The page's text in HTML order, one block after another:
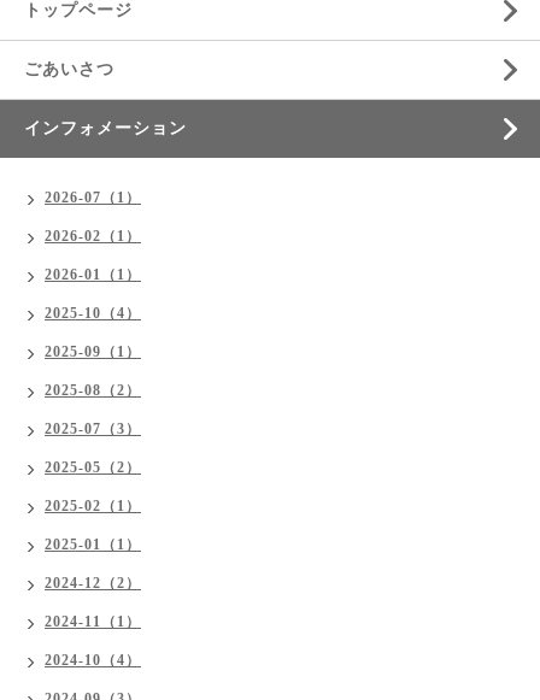
トップページ
ごあいさつ
インフォメーション
2026-07（1）
2026-02（1）
2026-01（1）
2025-10（4）
2025-09（1）
2025-08（2）
2025-07（3）
2025-05（2）
2025-02（1）
2025-01（1）
2024-12（2）
2024-11（1）
2024-10（4）